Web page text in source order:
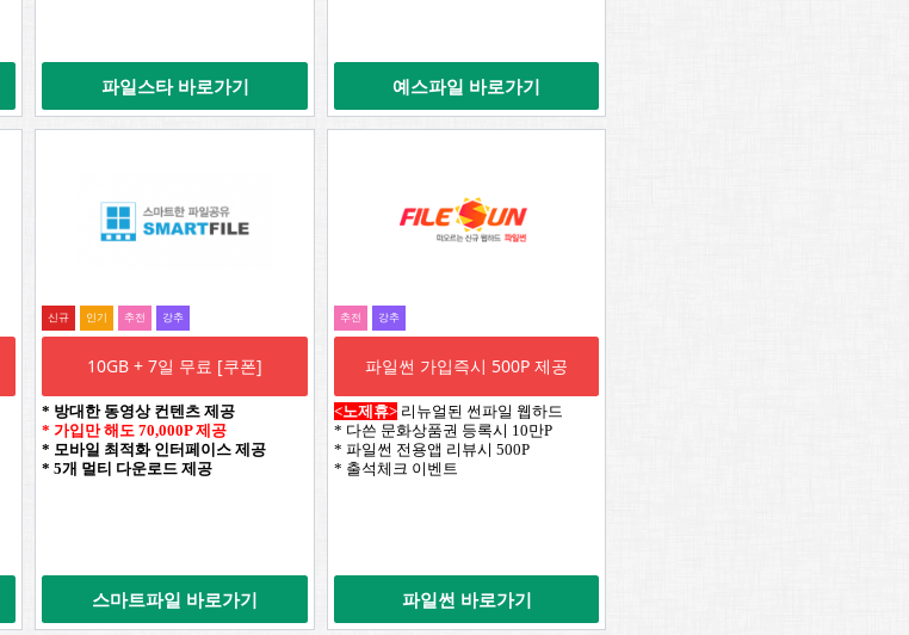
파일스타 바로가기 예스파일 바로가기
신규 인기 추전 강추
10GB + 7일 무료 [쿠폰]
* 방대한 동영상 컨텐츠 제공
* 가입만 해도 70,000P 제공
* 모바일 최적화 인터페이스 제공
* 5개 멀티 다운로드 제공
스마트파일 바로가기
추전 강추
파일썬 가입즉시 500P 제공
<노제휴>리뉴얼된 썬파일 웹하드
* 다쓴 문화상품권 등록시 10만P
* 파일썬 전용앱 리뷰시 500P
* 출석체크 이벤트
파일썬 바로가기